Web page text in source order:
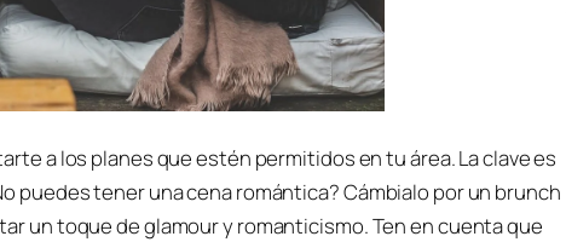
a los planes que estén permitidos en tu área. La clave es
puedes tener una cena romántica? Cámbialo por un brunch
un toque de glamour y romanticismo. Ten en cuenta que